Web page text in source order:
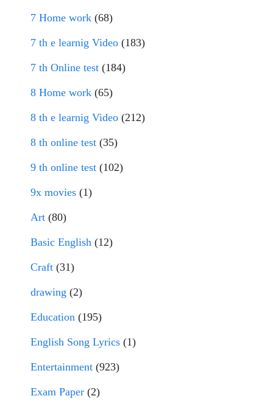
7 Home work (68)
7 th e learnig Video (183)
7 th Online test (184)
8 Home work (65)
8 th e learnig Video (212)
8 th online test (35)
9 th online test (102)
9x movies (1)
Art (80)
Basic English (12)
Craft (31)
drawing (2)
Education (195)
English Song Lyrics (1)
Entertainment (923)
Exam Paper (2)